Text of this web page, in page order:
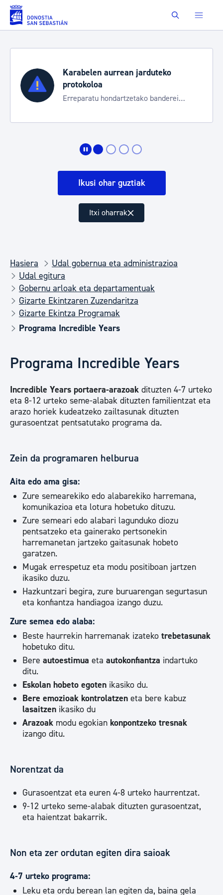
Eduki nagusira joan Buscar
Karabelen aurrean jarduteko
protokoloa
Erreparatu hondartzetako banderei
Ikusi ohar guztiak
Itxi oharrak
Hasiera
Udal gobernua eta administrazioa
Udal egitura
Gobernu arloak eta departamentuak
Gizarte Ekintzaren Zuzendaritza
Gizarte Ekintza Programak
Programa Incredible Years
Programa Incredible Years
Incredible Years portaera-arazoak dituzten 4-7 urteko
eta 8-12 urteko seme-alabak dituzten familientzat eta
arazo horiek kudeatzeko zailtasunak dituzten
gurasoentzat pentsatutako programa da.
Zein da programaren helburua
Aita edo ama gisa:
Zure semearekiko edo alabarekiko harremana,
komunikazioa eta lotura hobetuko dituzu.
Zure semeari edo alabari lagunduko diozu
pentsatzeko eta gainerako pertsonekin
harremanetan jartzeko gaitasunak hobeto
garatzen.
Mugak errespetuz eta modu positiboan jartzen
ikasiko duzu.
Hazkuntzari begira, zure buruarengan segurtasun
eta konfiantza handiagoa izango duzu.
Zure semea edo alaba:
Beste haurrekin harremanak izateko trebetasunak
hobetuko ditu.
Bere autoestimua eta autokonfiantza indartuko
ditu.
Eskolan hobeto egoten ikasiko du.
Bere emozioak kontrolatzen eta bere kabuz
lasaitzen ikasiko du
Arazoak modu egokian konpontzeko tresnak
izango ditu.
Norentzat da
Gurasoentzat eta euren 4-8 urteko haurrentzat.
9-12 urteko seme-alabak dituzten gurasoentzat,
eta haientzat bakarrik.
Non eta zer ordutan egiten dira saioak
4-7 urteko programa:
Leku eta ordu berean lan egiten da, baina gela